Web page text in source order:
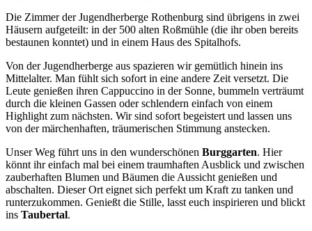
Die Zimmer der Jugendherberge Rothenburg sind übrigens in zwei
Häusern aufgeteilt: in der 500 alten Roßmühle (die ihr oben bereits
bestaunen konntet) und in einem Haus des Spitalhofs.
Von der Jugendherberge aus spazieren wir gemütlich hinein ins
Mittelalter. Man fühlt sich sofort in eine andere Zeit versetzt. Die
Leute genießen ihren Cappuccino in der Sonne, bummeln verträumt
durch die kleinen Gassen oder schlendern einfach von einem
Highlight zum nächsten. Wir sind sofort begeistert und lassen uns
von der märchenhaften, träumerischen Stimmung anstecken.
Unser Weg führt uns in den wunderschönen Burggarten. Hier
könnt ihr einfach mal bei einem traumhaften Ausblick und zwischen
zauberhaften Blumen und Bäumen die Aussicht genießen und
abschalten. Dieser Ort eignet sich perfekt um Kraft zu tanken und
runterzukommen. Genießt die Stille, lasst euch inspirieren und blickt
ins Taubertal.